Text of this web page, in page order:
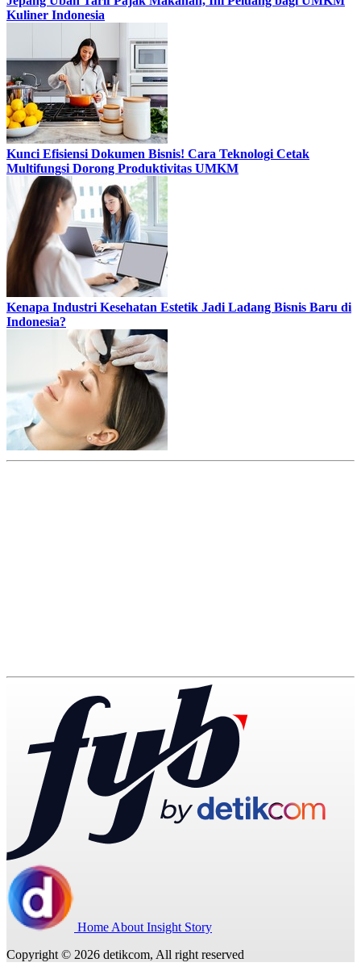
Kuliner Indonesia
Kunci Efisiensi Dokumen Bisnis! Cara Teknologi Cetak
Multifungsi Dorong Produktivitas UMKM
Kenapa Industri Kesehatan Estetik Jadi Ladang Bisnis Baru di
Indonesia?
Home About Insight Story
Copyright © 2026 detikcom, All right reserved